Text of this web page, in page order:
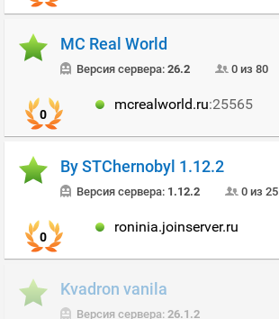
MC Real World
Версия сервера: 26.2 0 из 80
0
mcrealworld.ru:25565
By STChernobyl 1.12.2
Версия сервера: 1.12.2 0 из 25
0
roninia.joinserver.ru
Kvadron vanila
Версия сервера: 26.1.2